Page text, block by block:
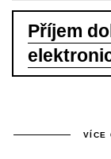
Příjem
VÍCE